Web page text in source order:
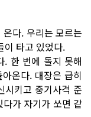
다. 우리는 모르는
이 타고 있었다.
. 한 번에 돌지 못해
온다. 대장은 급히
시키고 중기사격 준
가 자기가 쏘면 같